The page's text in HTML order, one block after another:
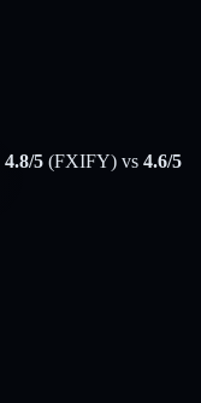
4.8/5 (FXIFY) vs 4.6/5